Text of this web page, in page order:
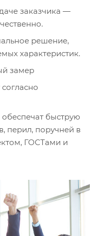
заказчика —
решение,
характеристик.
замер
обеспечат быструю
перил, поручней в
ГОСТами и